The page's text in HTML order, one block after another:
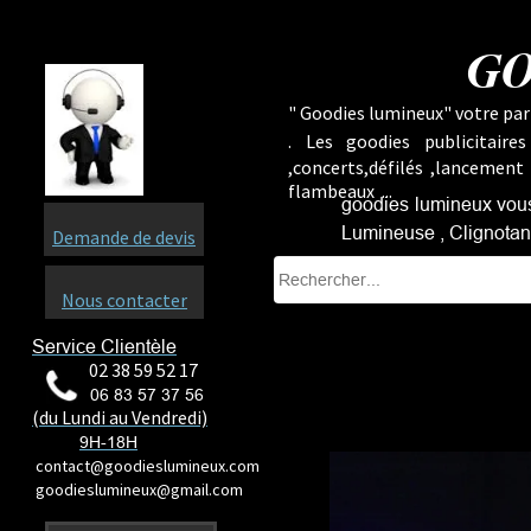
Service Clientèle
02 38 59 52 17
06 83 57 37 56
(du Lundi au Vendredi)
9H-18H
contact@goodieslumineux.com
goodieslumineux@gmail.com
Demande de devis
Nous contacter
" Goodies lumineux" votre
. Les goodies
,concerts,défilés
flambeaux ...
goodies lumineux
Lumineuse ,